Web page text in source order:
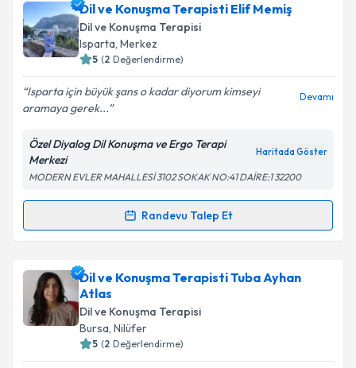
randevu almanız için bir takvim hazırlandığında e-
posta ile bilgilendireceğiz.
E-posta Adresiniz
Metni 'ni okudum ve kişisel verilerimin belirtilen
Takvim Talebini Gönder
Dil ve Konuşma Terapisti Elif Memiş
Dil ve Konuşma Terapisi
Isparta, Merkez
5 (2 Değerlendirme)
Isparta için büyük şans o kadar diyorum kimseyi
aramaya gerek...
Devamı
Özel Diyalog Dil Konuşma ve Ergo Terapi
Merkezi
Haritada Göster
MODERN EVLER MAHALLESİ 3102 SOKAK NO:41 DAİRE:1 32200
Randevu Talep Et
Randevu Takvimi Talebi
Dil ve Konuşma Terapisti Elif Memişiçin randevu
takvimi talebi oluşturun. Size bu uzmandan randevu
almanız için bir takvim hazırlandığında e-posta ile
bilgilendireceğiz.
Dil ve Konuşma Terapisti Tuba Ayhan
Atlas
Dil ve Konuşma Terapisi
Bursa, Nilüfer
5 (2 Değerlendirme)